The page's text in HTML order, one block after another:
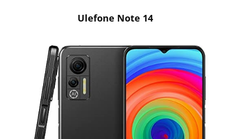
Ulefone Note 14